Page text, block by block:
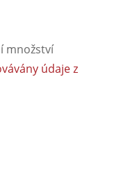
množství
údaje z